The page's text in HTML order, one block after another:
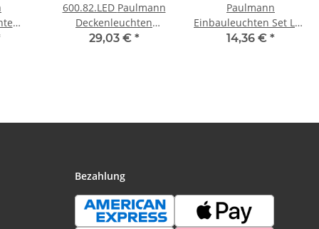
LED
600.82.LED Paulmann
Deckenleuchten
Spotlights Zygla Balken
29,03 € *
Paulmann
Einbauleuchten Set LED
schwenkbar 3x4,5W
14,36 € *
Bezahlung